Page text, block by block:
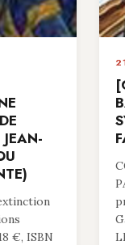
JEAN-
€, ISBN